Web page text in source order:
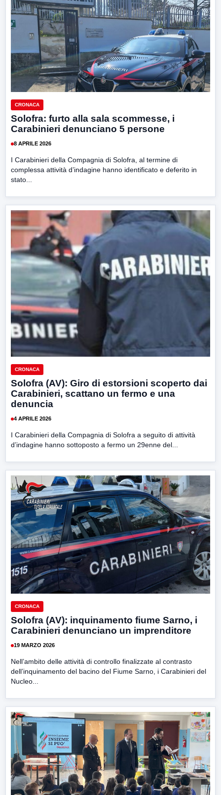
CRONACA
Solofra: furto alla sala scommesse, i
Carabinieri denunciano 5 persone
8 APRILE 2026
I Carabinieri della Compagnia di Solofra, al termine di
complessa attività d’indagine hanno identificato e deferito in
stato...
CRONACA
Solofra (AV): Giro di estorsioni scoperto dai
Carabinieri, scattano un fermo e una
denuncia
4 APRILE 2026
I Carabinieri della Compagnia di Solofra a seguito di attività
d’indagine hanno sottoposto a fermo un 29enne del...
CRONACA
Solofra (AV): inquinamento fiume Sarno, i
Carabinieri denunciano un imprenditore
19 MARZO 2026
Nell’ambito delle attività di controllo finalizzate al contrasto
dell’inquinamento del bacino del Fiume Sarno, i Carabinieri del
Nucleo...